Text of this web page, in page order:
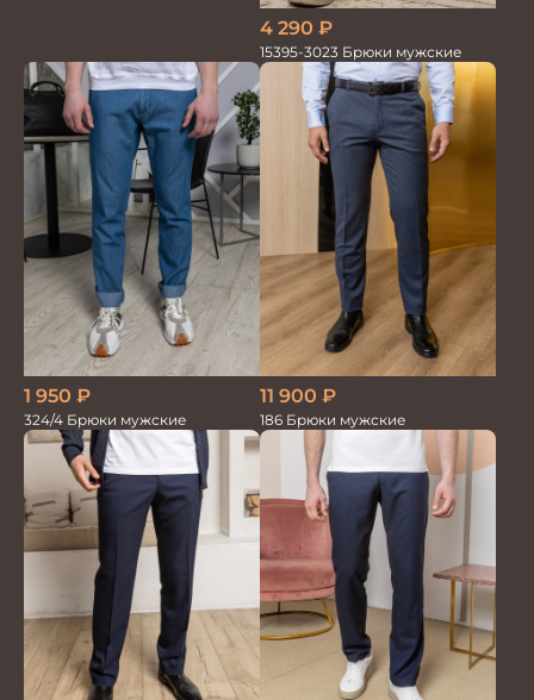
4 290 ₽
15395-3023 Брюки мужские
1 950 ₽
324/4 Брюки мужские
11 900 ₽
186 Брюки мужские